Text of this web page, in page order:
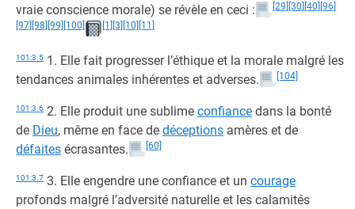
vraie conscience morale) se révèle en ceci :
[29] [30] [40] [96]
[97] [98] [99] [100] [1] [3] [10] [11]
101:3.5 1. Elle fait progresser l’éthique et la morale malgré les
tendances animales inhérentes et adverses.
[104]
101:3.6 2. Elle produit une sublime confiance dans la bonté
de Dieu, même en face de déceptions amères et de
défaites écrasantes. [60]
101:3.7 3. Elle engendre une confiance et un courage
profonds malgré l’adversité naturelle et les calamités